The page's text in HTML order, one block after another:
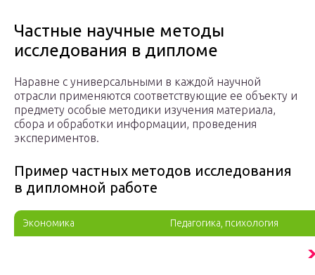
Частные научные методы
исследования в дипломе
Наравне с универсальными в каждой научной
отрасли применяются соответствующие ее объекту и
предмету особые методики изучения материала,
сбора и обработки информации, проведения
экспериментов.
Пример частных методов исследования
в дипломной работе
Экономика Педагогика, психология